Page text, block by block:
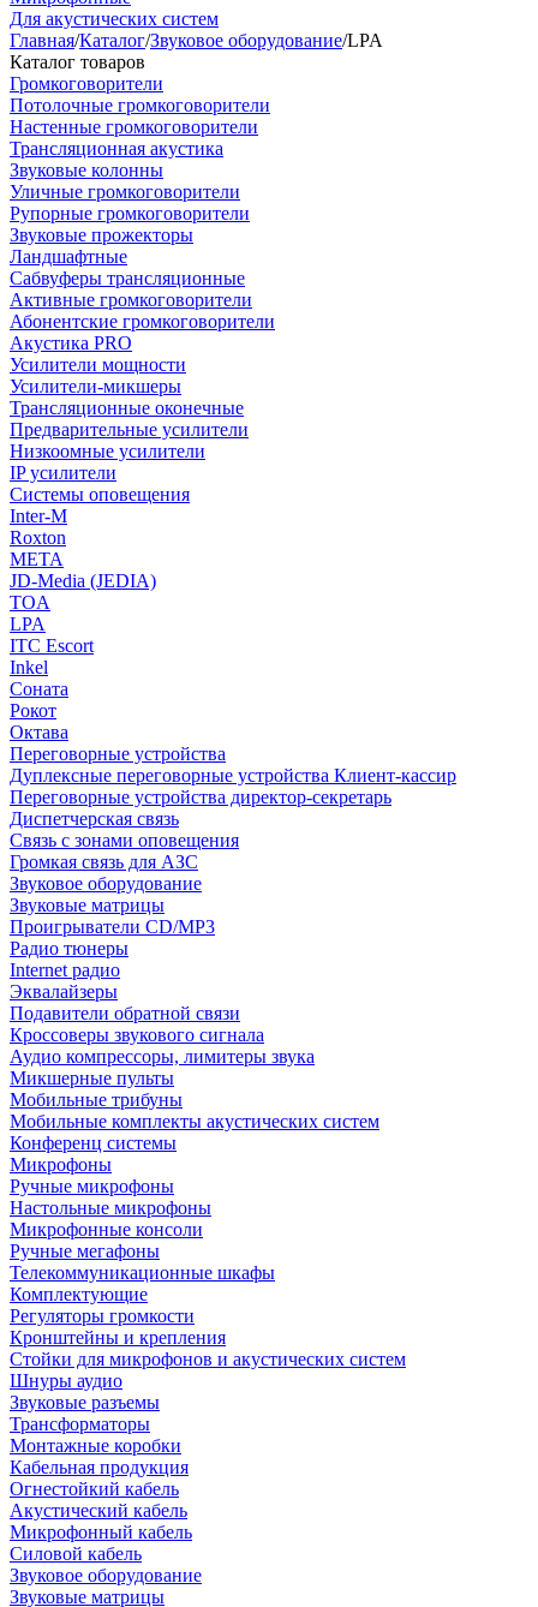
Для акустических систем
Главная/Каталог/Звуковое оборудование/LPA
Каталог товаров
Громкоговорители
Потолочные громкоговорители
Настенные громкоговорители
Трансляционная акустика
Звуковые колонны
Уличные громкоговорители
Рупорные громкоговорители
Звуковые прожекторы
Ландшафтные
Сабвуферы трансляционные
Активные громкоговорители
Абонентские громкоговорители
Акустика PRO
Усилители мощности
Усилители-микшеры
Трансляционные оконечные
Предварительные усилители
Низкоомные усилители
IP усилители
Системы оповещения
Inter-M
Roxton
МЕТА
JD-Media (JEDIA)
TOA
LPA
ITC Escort
Inkel
Соната
Рокот
Октава
Переговорные устройства
Дуплексные переговорные устройства Клиент-кассир
Переговорные устройства директор-секретарь
Диспетчерская связь
Связь с зонами оповещения
Громкая связь для АЗС
Звуковое оборудование
Звуковые матрицы
Проигрыватели CD/MP3
Радио тюнеры
Internet радио
Эквалайзеры
Подавители обратной связи
Кроссоверы звукового сигнала
Аудио компрессоры, лимитеры звука
Микшерные пульты
Мобильные трибуны
Мобильные комплекты акустических систем
Конференц системы
Микрофоны
Ручные микрофоны
Настольные микрофоны
Микрофонные консоли
Ручные мегафоны
Телекоммуникационные шкафы
Комплектующие
Регуляторы громкости
Кронштейны и крепления
Стойки для микрофонов и акустических систем
Шнуры аудио
Звуковые разъемы
Трансформаторы
Монтажные коробки
Кабельная продукция
Огнестойкий кабель
Акустический кабель
Микрофонный кабель
Силовой кабель
Звуковое оборудование
Звуковые матрицы